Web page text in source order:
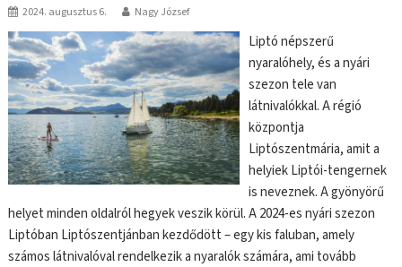
2024. augusztus 6. Nagy József
Liptó népszerű
nyaralóhely, és a nyári
szezon tele van
látnivalókkal. A régió
központja
Liptószentmária, amit a
helyiek Liptói-tengernek
is neveznek. A gyönyörű
helyet minden oldalról hegyek veszik körül. A 2024-es nyári szezon
Liptóban Liptószentjánban kezdődött – egy kis faluban, amely
számos látnivalóval rendelkezik a nyaralók számára, ami tovább